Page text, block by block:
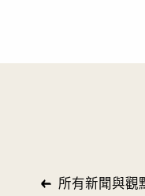
所有新聞與觀